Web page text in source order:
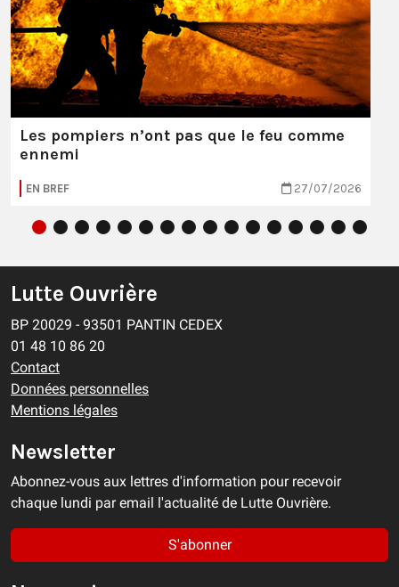
Les pompiers n’ont pas que le feu comme
ennemi
EN BREF 27/07/2026
Lutte Ouvrière
BP 20029 - 93501 PANTIN CEDEX
01 48 10 86 20
Contact
Données personnelles
Mentions légales
Newsletter
Abonnez-vous aux lettres d'information pour recevoir
chaque lundi par email l'actualité de Lutte Ouvrière.
S'abonner